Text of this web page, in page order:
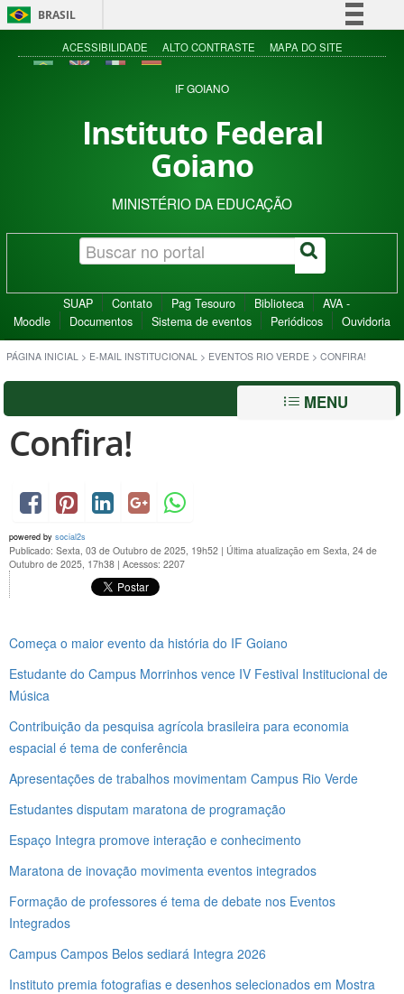
BRASIL
Simplifique!
Acesso à informação
ACESSIBILIDADE ALTO CONTRASTE MAPA DO SITE
IF GOIANO
Instituto Federal
Goiano
MINISTÉRIO DA EDUCAÇÃO
SUAP Contato Pag Tesouro Biblioteca
AVA -
Moodle
Documentos Sistema de eventos Periódicos Ouvidoria
PÁGINA INICIAL > E-MAIL INSTITUCIONAL > EVENTOS RIO VERDE > CONFIRA!
MENU
Confira!
powered by social2s
Publicado: Sexta, 03 de Outubro de 2025, 19h52 | Última atualização em Sexta, 24 de
Outubro de 2025, 17h38 | Acessos: 2207
Começa o maior evento da história do IF Goiano
Estudante do Campus Morrinhos vence IV Festival Institucional de
Música
Contribuição da pesquisa agrícola brasileira para economia
espacial é tema de conferência
Apresentações de trabalhos movimentam Campus Rio Verde
Estudantes disputam maratona de programação
Espaço Integra promove interação e conhecimento
Maratona de inovação movimenta eventos integrados
Formação de professores é tema de debate nos Eventos
Integrados
Campus Campos Belos sediará Integra 2026
Instituto premia fotografias e desenhos selecionados em Mostra